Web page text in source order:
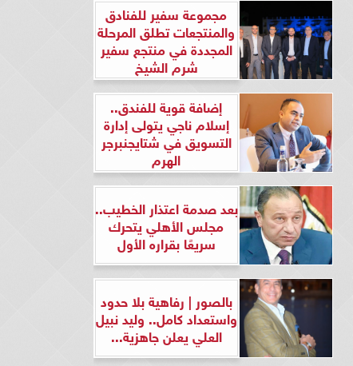
مجموعة سفير للفنادق
والمنتجعات تطلق المرحلة
المجددة في منتجع سفير
شرم الشيخ
إضافة قوية للفندق..
إسلام ناجي يتولى إدارة
التسويق في شتايجنبرجر
الهرم
بعد صدمة اعتذار الخطيب..
مجلس الأهلي يتحرك
سريعًا بقراره الأول
بالصور | رفاهية بلا حدود
واستعداد كامل.. وليد نبيل
العلي يعلن جاهزية...